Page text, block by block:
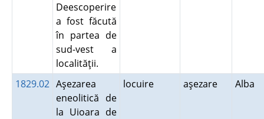
Deescoperire
a fost făcută
în partea de
sud-vest a
localităţii.
1829.02 Aşezarea
eneolitică de
la Uioara de
locuire aşezare Alba